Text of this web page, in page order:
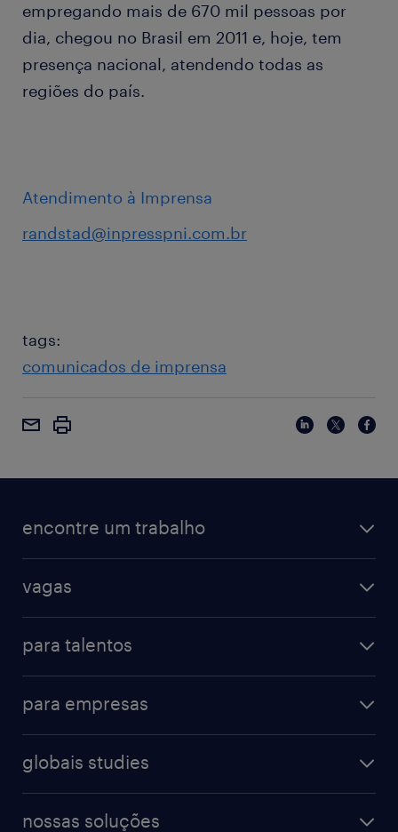
empregando mais de 670 mil pessoas por
dia, chegou no Brasil em 2011 e, hoje, tem
presença nacional, atendendo todas as
regiões do país.
Atendimento à Imprensa
randstad@inpresspni.com.br
tags:
comunicados de imprensa
encontre um trabalho
vagas
para talentos
para empresas
globais studies
nossas soluções